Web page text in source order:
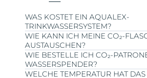
WAS KOSTET EIN AQUALEX-
TRINKWASSERSYSTEM?
Der Preis eines AQUALEX-
von mehreren Faktoren ab,
Art der Lösung:Wasserhahn,
WIE KANN ICH MEINE CO₂-
AUSTAUSCHEN?
Wir bieten sowohl Einweg- als
WIE BESTELLE ICH CO₂-
WASSERSPENDER?
WELCHE TEMPERATUR HAT DAS